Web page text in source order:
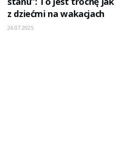
z dziećmi na wakacjach
26.07.2025